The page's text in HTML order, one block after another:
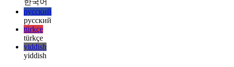
한국어
한국어
русский
русский
türkçe
türkçe